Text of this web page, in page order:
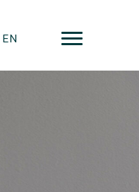
EN